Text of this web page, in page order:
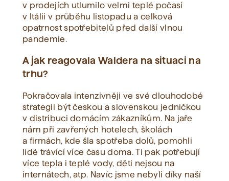
v prodejích utlumilo velmi teplé počasí
v Itálii v průběhu listopadu a celková
opatrnost spotřebitelů před další vlnou
pandemie.
A jak reagovala Waldera na situaci na
trhu?
Pokračovala intenzivněji ve své dlouhodobé
strategii být českou a slovenskou jedničkou
v distribuci domácím zákazníkům. Na jaře
nám při zavřených hotelech, školách
a firmách, kde šla spotřeba dolů, pomohli
lidé trávící více času doma. Ti pak potřebují
více tepla i teplé vody, děti nejsou na
internátech, atp. Navíc jsme nebyli díky naší